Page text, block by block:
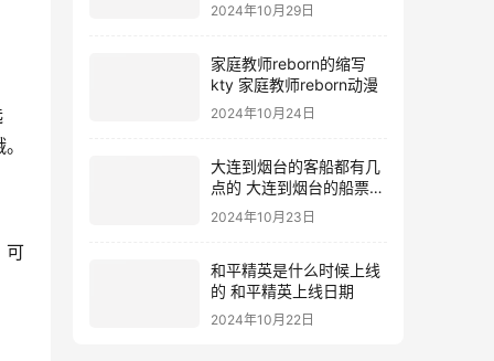
可
2024年10月29日
家庭教师reborn的缩写
kty 家庭教师reborn动漫
2024年10月24日
大连到烟台的客船都有几
点的 大连到烟台的船票价
格
2024年10月23日
和平精英是什么时候上线
的 和平精英上线日期
2024年10月22日